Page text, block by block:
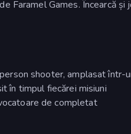
Faramel Games. Încearcă și
shooter, amplasat într-
în timpul fiecărei misiuni
de completat